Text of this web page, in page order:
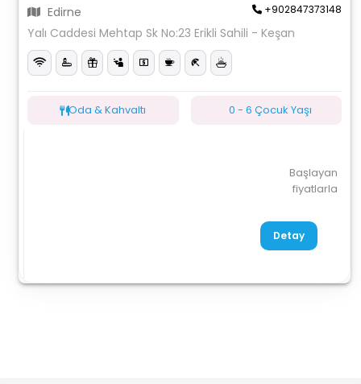
Edirne +902847373148
Yalı Caddesi Mehtap Sk No:23 Erikli Sahili - Keşan
Oda & Kahvaltı 0 - 6 Çocuk Yaşı
Başlayan
fiyatlarla
Detay